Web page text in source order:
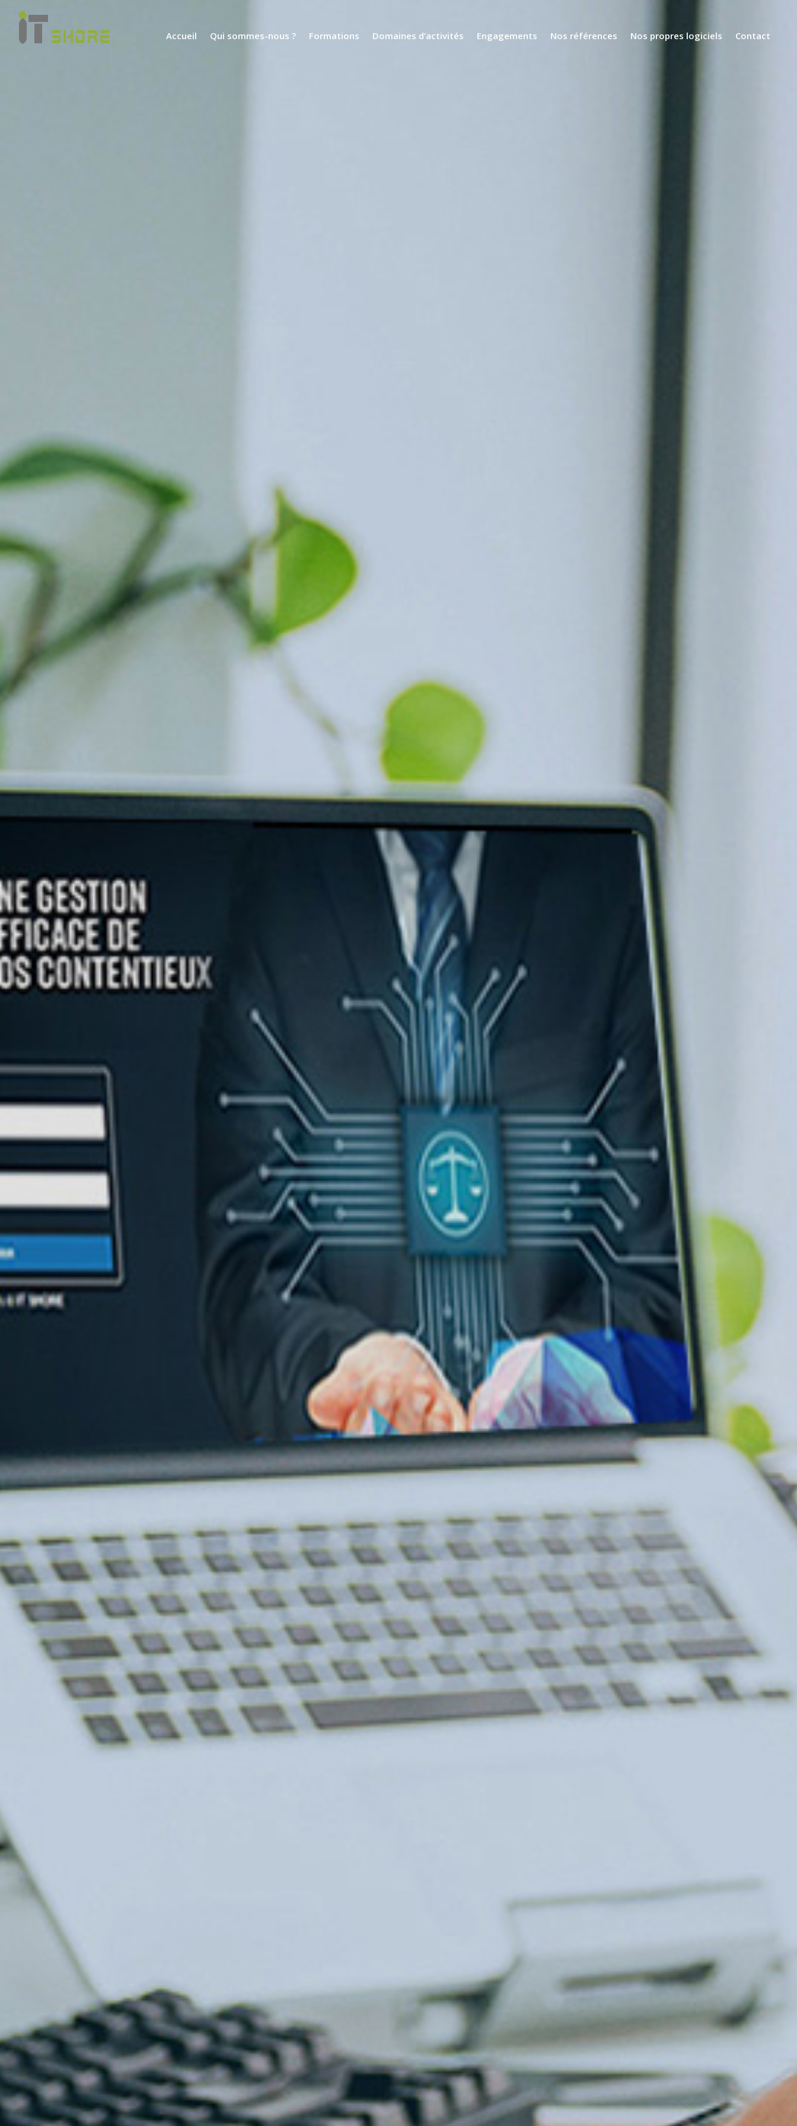
Accueil Qui sommes-nous ? Formations Domaines d’activités Engagements Nos références Nos propres logiciels Contact